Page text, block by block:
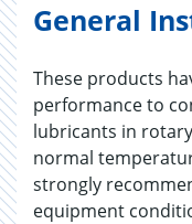
General
These products
performance to
lubricants in
normal
strongly
equipment